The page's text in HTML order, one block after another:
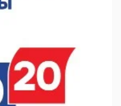
терминалы оплаты